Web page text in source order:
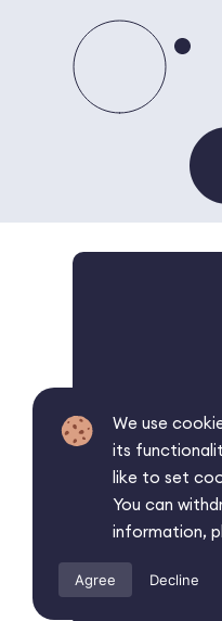
We use
its
like to set
You can
information,
Agree Decline